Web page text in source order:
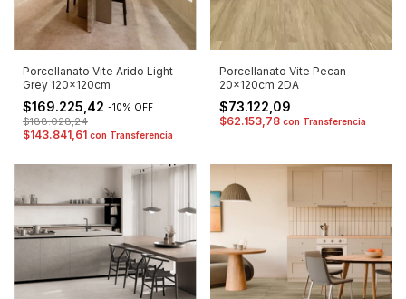
Porcellanato Vite Arido Light
Grey 120x120cm
$169.225,42 -10% OFF
$188.028,24
$143.841,61 con Transferencia
Porcellanato Vite Pecan
20x120cm 2DA
$73.122,09
$62.153,78 con Transferencia